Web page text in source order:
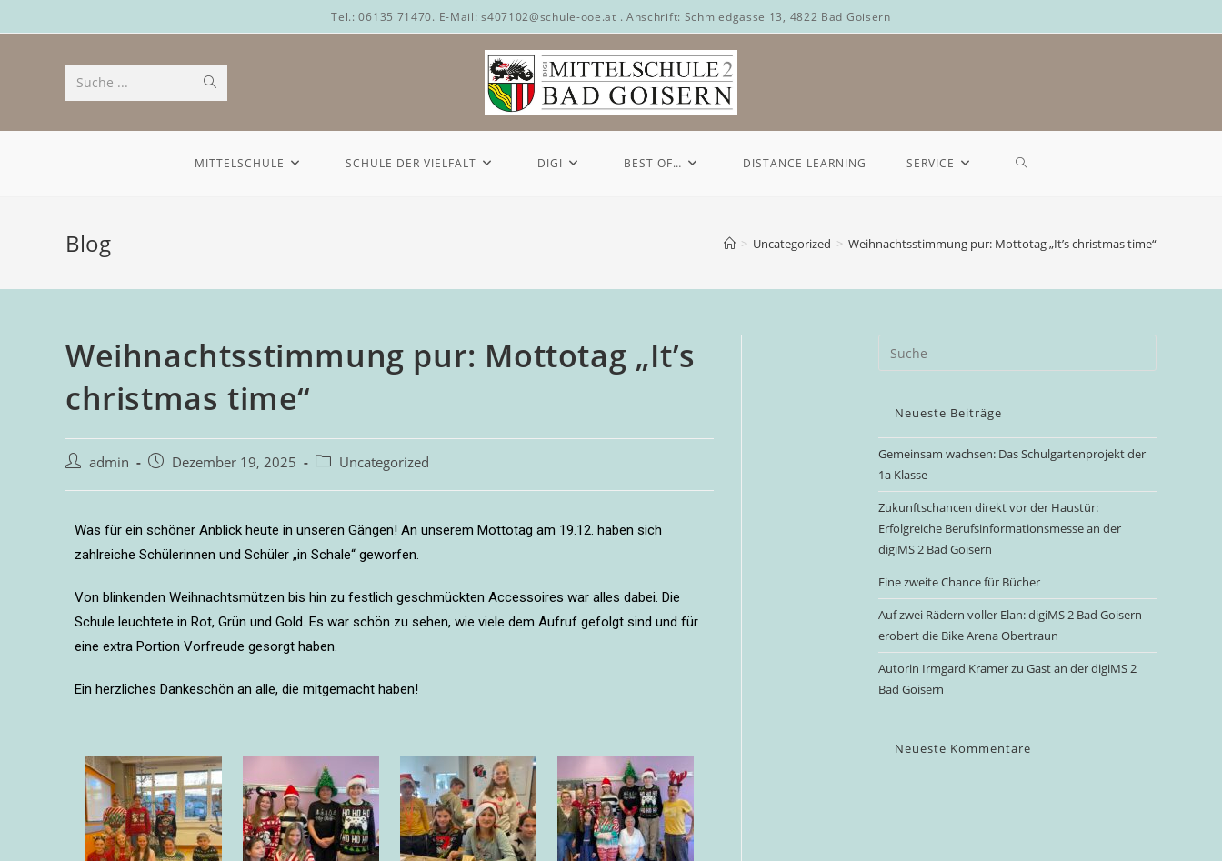
Tel.: 06135 71470. E-Mail: s407102@schule-ooe.at . Anschrift: Schmiedgasse 13, 4822 Bad Goisern
Suche ...
MITTELSCHULE SCHULE DER VIELFALT DIGI BEST OF… DISTANCE LEARNING SERVICE
Blog > Uncategorized > Weihnachtsstimmung pur: Mottotag „It’s christmas time“
Weihnachtsstimmung pur: Mottotag „It’s
christmas time“
admin Dezember 19, 2025 Uncategorized
Was für ein schöner Anblick heute in unseren Gängen! An unserem Mottotag am 19.12. haben sich
zahlreiche Schülerinnen und Schüler „in Schale“ geworfen.
Von blinkenden Weihnachtsmützen bis hin zu festlich geschmückten Accessoires war alles dabei. Die
Schule leuchtete in Rot, Grün und Gold. Es war schön zu sehen, wie viele dem Aufruf gefolgt sind und für
eine extra Portion Vorfreude gesorgt haben.
Ein herzliches Dankeschön an alle, die mitgemacht haben!
Neueste Beiträge
Gemeinsam wachsen: Das Schulgartenprojekt der
1a Klasse
Zukunftschancen direkt vor der Haustür:
Erfolgreiche Berufsinformationsmesse an der
digiMS 2 Bad Goisern
Eine zweite Chance für Bücher
Auf zwei Rädern voller Elan: digiMS 2 Bad Goisern
erobert die Bike Arena Obertraun
Autorin Irmgard Kramer zu Gast an der digiMS 2
Bad Goisern
Neueste Kommentare